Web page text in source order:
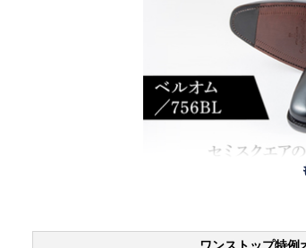
ワンストップ特例